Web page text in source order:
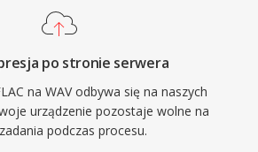
po stronie serwera
na WAV odbywa się na naszych
urządzenie pozostaje wolne na
podczas procesu.